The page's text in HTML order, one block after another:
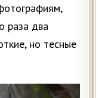
раза два
но тесные